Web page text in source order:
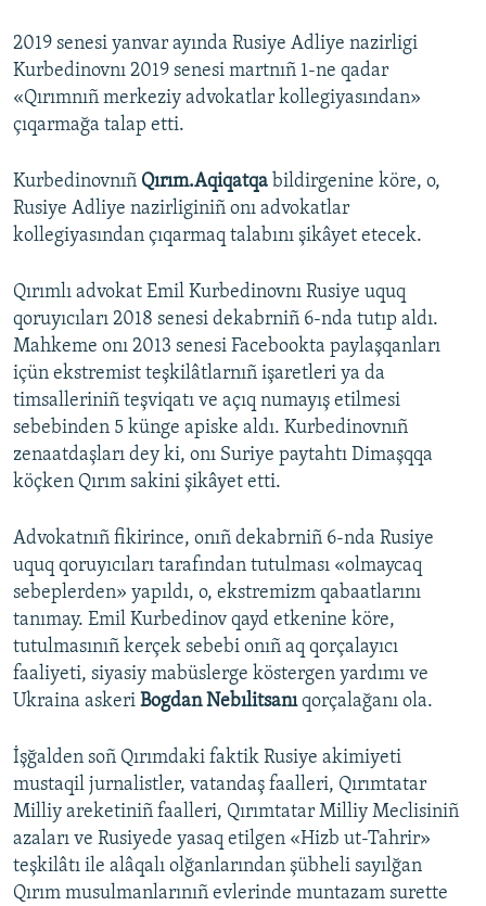
2019 senesi yanvar ayında Rusiye Adliye nazirligi
Kurbedinovnı 2019 senesi martnıñ 1-ne qadar
«Qırımnıñ merkeziy advokatlar kollegiyasından»
çıqarmağa talap etti.
Kurbedinovnıñ Qırım.Aqiqatqa bildirgenine köre, o,
Rusiye Adliye nazirliginiñ onı advokatlar
kollegiyasından çıqarmaq talabını şikâyet etecek.
Qırımlı advokat Emil Kurbedinovnı Rusiye uquq
qoruyıcıları 2018 senesi dekabrniñ 6-nda tutıp aldı.
Mahkeme onı 2013 senesi Facebookta paylaşqanları
içün ekstremist teşkilâtlarnıñ işaretleri ya da
timsalleriniñ teşviqatı ve açıq numayış etilmesi
sebebinden 5 künge apiske aldı. Kurbedinovnıñ
zenaatdaşları dey ki, onı Suriye paytahtı Dimaşqqa
köçken Qırım sakini şikâyet etti.
Advokatnıñ fikirince, onıñ dekabrniñ 6-nda Rusiye
uquq qoruyıcıları tarafından tutulması «olmaycaq
sebeplerden» yapıldı, o, ekstremizm qabaatlarını
tanımay. Emil Kurbedinov qayd etkenine köre,
tutulmasınıñ kerçek sebebi onıñ aq qorçalayıcı
faaliyeti, siyasiy mabüslerge köstergen yardımı ve
Ukraina askeri Bogdan Nebılitsanıqorçalağanı ola.
İşğalden soñ Qırımdaki faktik Rusiye akimiyeti
mustaqil jurnalistler, vatandaş faalleri, Qırımtatar
Milliy areketiniñ faalleri, Qırımtatar Milliy Meclisiniñ
azaları ve Rusiyede yasaq etilgen «Hizb ut-Tahrir»
teşkilâtı ile alâqalı olğanlarından şübheli sayılğan
Qırım musulmanlarınıñ evlerinde muntazam surette